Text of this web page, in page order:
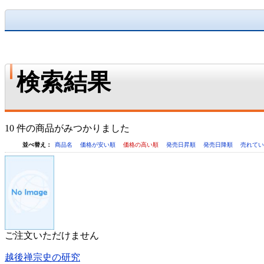
検索結果
10 件の商品がみつかりました
並べ替え： 商品名 価格が安い順 価格の高い順 発売日昇順 発売日降順 売れて
ご注文いただけません
越後禅宗史の研究